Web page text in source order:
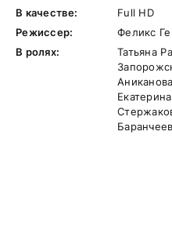
В качестве:
Full HD
Режиссер:
Феликс
В ролях:
Татьяна